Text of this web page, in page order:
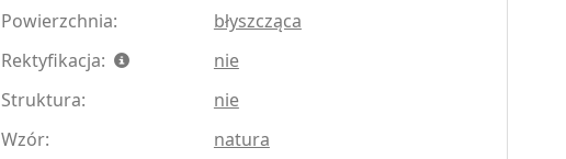
Powierzchnia:
błyszcząca
Rektyfikacja:
nie
Struktura:
nie
Wzór:
natura